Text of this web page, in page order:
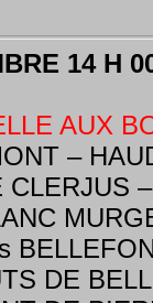
14 H
AUX
–
DE